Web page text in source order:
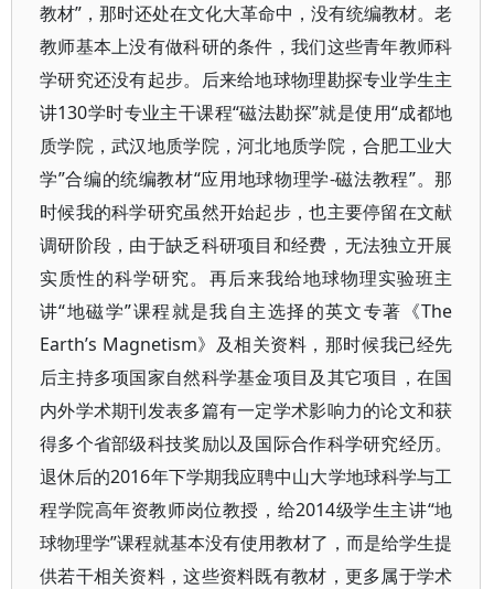
教材”，那时还处在文化大革命中，没有统编教材。老
教师基本上没有做科研的条件，我们这些青年教师科
学研究还没有起步。后来给地球物理勘探专业学生主
讲130学时专业主干课程“磁法勘探”就是使用“成都地
质学院，武汉地质学院，河北地质学院，合肥工业大
学”合编的统编教材“应用地球物理学-磁法教程”。那
时候我的科学研究虽然开始起步，也主要停留在文献
调研阶段，由于缺乏科研项目和经费，无法独立开展
实质性的科学研究。再后来我给地球物理实验班主
讲“地磁学”课程就是我自主选择的英文专著《The
Earth’s Magnetism》及相关资料，那时候我已经先
后主持多项国家自然科学基金项目及其它项目，在国
内外学术期刊发表多篇有一定学术影响力的论文和获
得多个省部级科技奖励以及国际合作科学研究经历。
退休后的2016年下学期我应聘中山大学地球科学与工
程学院高年资教师岗位教授，给2014级学生主讲“地
球物理学”课程就基本没有使用教材了，而是给学生提
供若干相关资料，这些资料既有教材，更多属于学术